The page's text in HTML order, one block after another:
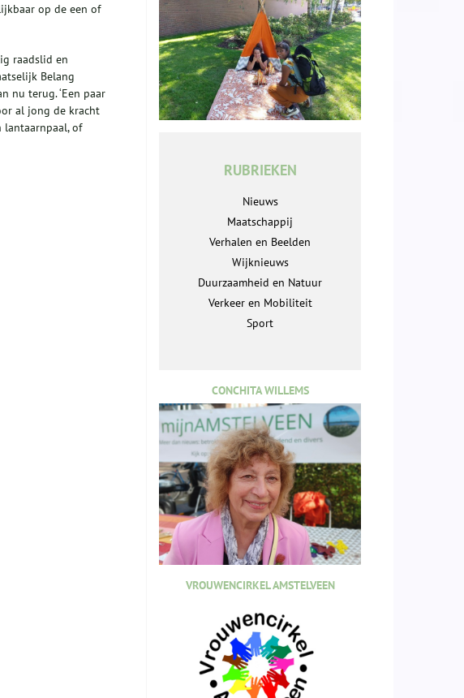
op de een of
raadslid en
Belang
nu terug. ‘Een paar
al jong de kracht
lantaarnpaal, of
RUBRIEKEN
Nieuws
Maatschappij
Verhalen en Beelden
Wijknieuws
Duurzaamheid en Natuur
Verkeer en Mobiliteit
Sport
CONCHITA WILLEMS
VROUWENCIRKEL AMSTELVEEN